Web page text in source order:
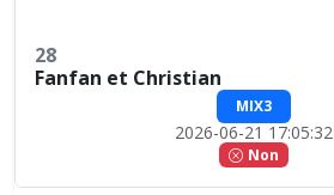
28
Fanfan et Christian
MIX3
2026-06-21 17:05:32
Non